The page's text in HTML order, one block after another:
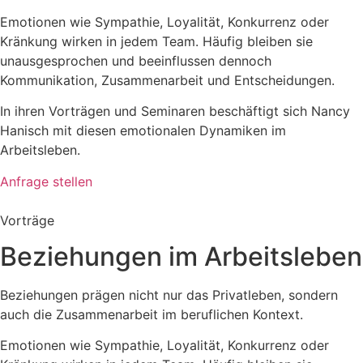
Emotionen wie Sympathie, Loyalität, Konkurrenz oder
Kränkung wirken in jedem Team. Häufig bleiben sie
unausgesprochen und beeinflussen dennoch
Kommunikation, Zusammenarbeit und Entscheidungen.
In ihren Vorträgen und Seminaren beschäftigt sich Nancy
Hanisch mit diesen emotionalen Dynamiken im
Arbeitsleben.
Anfrage stellen
Vorträge
Beziehungen im Arbeitsleben
Beziehungen prägen nicht nur das Privatleben, sondern
auch die Zusammenarbeit im beruflichen Kontext.
Emotionen wie Sympathie, Loyalität, Konkurrenz oder